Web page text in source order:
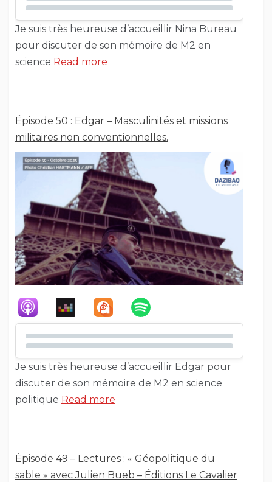
Je suis très heureuse d’accueillir Nina Bureau
pour discuter de son mémoire de M2 en
science Read more
Épisode 50 : Edgar – Masculinités et missions
militaires non conventionnelles.
Je suis très heureuse d’accueillir Edgar pour
discuter de son mémoire de M2 en science
politique Read more
Épisode 49 – Lectures : « Géopolitique du
sable » avec Julien Bueb – Éditions Le Cavalier